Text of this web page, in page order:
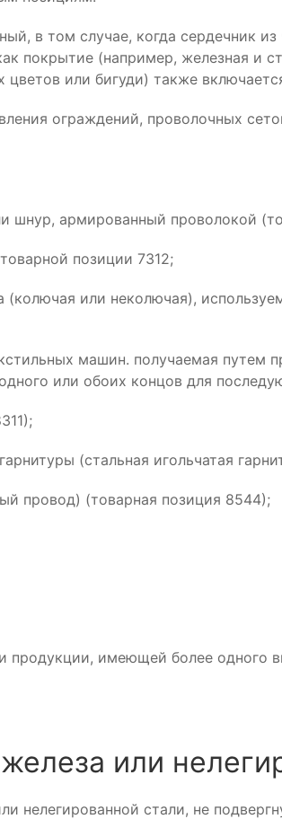
в том случае, когда сердечник
покрытие (например, железная и
или бигуди) также
ограждений, проволочных
шнур, армированный проволокой
позиции 7312;
или неколючая),
машин. получаемая путем
или обоих концов для
(стальная игольчатая
провод) (товарная позиция 8544);
продукции, имеющей более одного
или
нелегированной стали, не